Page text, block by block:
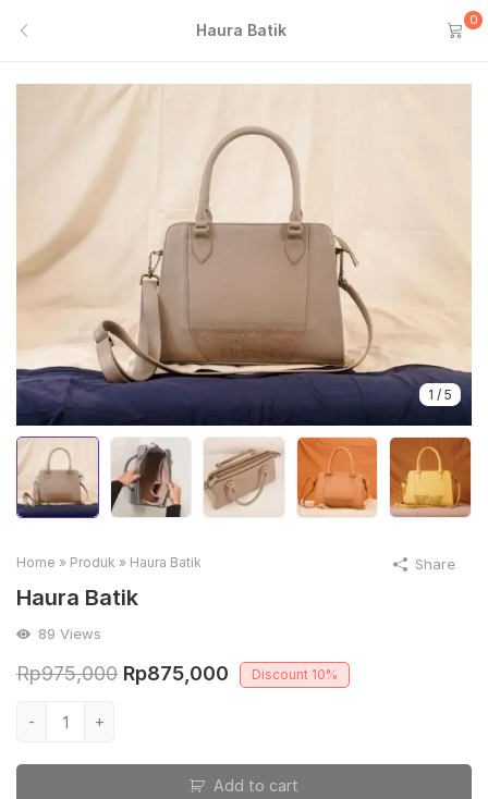
Haura Batik
0
1 / 5
Home » Produk » Haura Batik
Haura Batik
89 Views
Rp975,000 Original
Rp875,000 Current
Discount 10%
-
quantity
+
Add to cart
Share